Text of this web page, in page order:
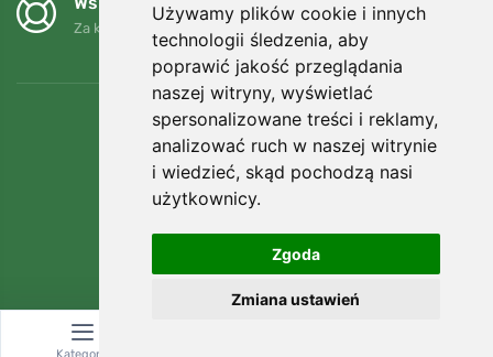
Używamy plików cookie i innych
technologii śledzenia, aby
poprawić jakość przeglądania
naszej witryny, wyświetlać
spersonalizowane treści i reklamy,
analizować ruch w naszej witrynie
i wiedzieć, skąd pochodzą nasi
użytkownicy.
Zgoda
Zmiana ustawień
Za każde zamówienie sadzimy drzewo! Czytaj więcej